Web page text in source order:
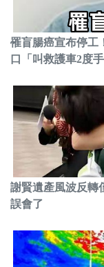
罹盲腸癌宣布停工
口「叫救護車2度
謝賢遺產風波反轉
誤會了